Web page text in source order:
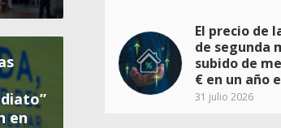
en
El precio de
de segunda
subido de
€ en un año
31 julio 2026